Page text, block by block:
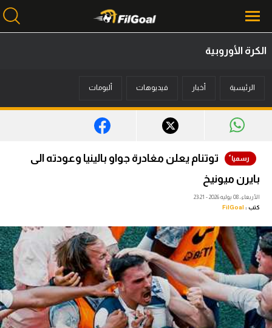
أخبار
ميركاتو
فانتازي في الجول
فيديوهات
عدسات
آراء حرة
ركن الألعاب
الكرة الأوروبية
الرئيسية أخبار فيديوهات ألبومات
توتنام يعلن مغادرة جواو بالينيا وعودته الى
بايرن ميونيخ
الأربعاء، 08 يوليه 2026 - 23:21
كتب : FilGoal